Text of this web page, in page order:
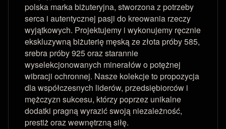
polska marka biżuteryjna, stworzona z potrzeby
serca i autentycznej pasji do kreowania rzeczy
wyjątkowych. Projektujemy i wykonujemy ręcznie
ekskluzywną biżuterię męską ze złota próby 585,
srebra próby 925 oraz starannie
wyselekcjonowanych minerałów o potężnej
wibracji ochronnej. Nasze kolekcje to propozycja
dla współczesnych liderów, przedsiębiorców i
mężczyzn sukcesu, którzy poprzez unikalne
dodatki pragną wyrazić swoją niezależność,
prestiż oraz wewnętrzną siłę.